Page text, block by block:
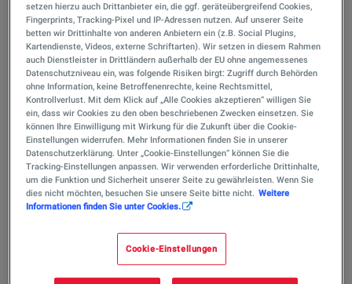
Press release
TotalEnergies erhält neue
Konzession in der Nordsee
zur Entwicklung von
Offshore-Windkraft
setzen hierzu auch Drittanbieter ein, die ggf. geräteübergreifend Cookies,
Fingerprints, Tracking-Pixel und IP-Adressen nutzen. Auf unserer Seite
betten wir Drittinhalte von anderen Anbietern ein (z.B. Social Plugins,
Kartendienste, Videos, externe Schriftarten). Wir setzen in diesem Rahmen
auch Dienstleister in Drittländern außerhalb der EU ohne angemessenes
Datenschutzniveau ein, was folgende Risiken birgt: Zugriff durch Behörden
ohne Information, keine Betroffenenrechte, keine Rechtsmittel,
Kontrollverlust. Mit dem Klick auf „Alle Cookies akzeptieren“ willigen Sie
ein, dass wir Cookies zu den oben beschriebenen Zwecken einsetzen. Sie
können Ihre Einwilligung mit Wirkung für die Zukunft über die Cookie-
Einstellungen widerrufen. Mehr Informationen finden Sie in unserer
Datenschutzerklärung. Unter „Cookie-Einstellungen“ können Sie die
Tracking-Einstellungen anpassen. Wir verwenden erforderliche Drittinhalte,
um die Funktion und Sicherheit unserer Seite zu gewährleisten. Wenn Sie
dies nicht möchten, besuchen Sie unsere Seite bitte nicht. Weitere
Informationen finden Sie unter Cookies.
Cookie-Einstellungen